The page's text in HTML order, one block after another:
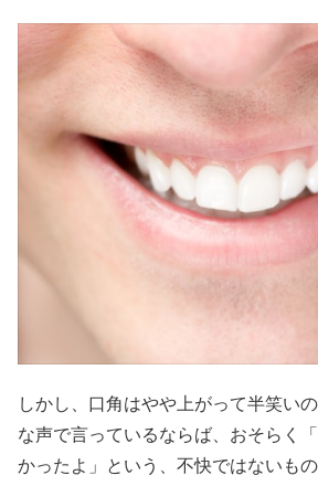
しかし、口角はやや上がって半笑い
な声で言っているならば、おそらく
かったよ」という、不快ではないも